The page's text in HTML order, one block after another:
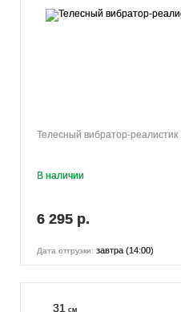
Телесный вибратор-
В наличии
6 295 р.
Дата отгрузки: завтра (14:00)
31 см